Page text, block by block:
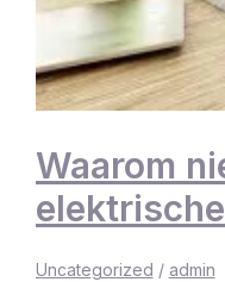
Waarom
Uncategorized / admin